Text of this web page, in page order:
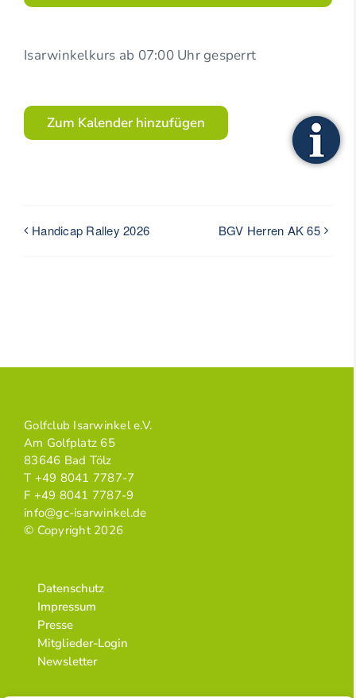
Isarwinkelkurs ab 07:00 Uhr gesperrt
Zum Kalender hinzufügen
Handicap Ralley 2026 BGV Herren AK 65
Golfclub Isarwinkel e.V.
Am Golfplatz 65
83646 Bad Tölz
T +49 8041 7787-7
F +49 8041 7787-9
info@gc-isarwinkel.de
© Copyright 2026
Datenschutz
Impressum
Presse
Mitglieder-Login
Newsletter